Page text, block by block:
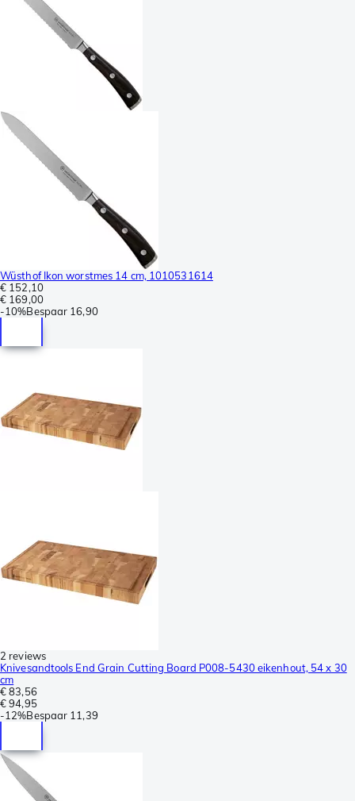
Wüsthof Ikon worstmes 14 cm, 1010531614
€ 152,10
€ 169,00
-10%Bespaar 16,90
2 reviews
Knivesandtools End Grain Cutting Board P008-5430 eikenhout, 54 x 30
cm
€ 83,56
€ 94,95
-12%Bespaar 11,39